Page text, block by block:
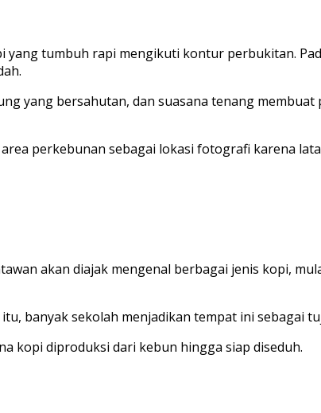
tumbuh rapi mengikuti kontur perbukitan.
yang bersahutan, dan suasana tenang membuat
perkebunan sebagai lokasi fotografi karena
akan diajak mengenal berbagai jenis kopi,
banyak sekolah menjadikan tempat ini sebagai
kopi diproduksi dari kebun hingga siap diseduh.